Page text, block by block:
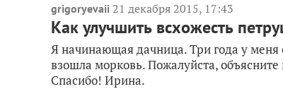
grigoryevaii 21 декабря 2015, 17:43
Как улучшить всхожесть
Я начинающая дачница. Три года у
взошла морковь. Пожалуйста, объясните
Спасибо! Ирина.